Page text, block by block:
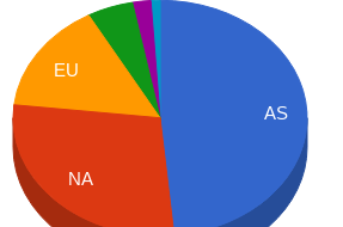
AS
EU
NA